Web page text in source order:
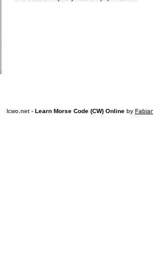
lcwo.net - Learn Morse Code (CW) Online by